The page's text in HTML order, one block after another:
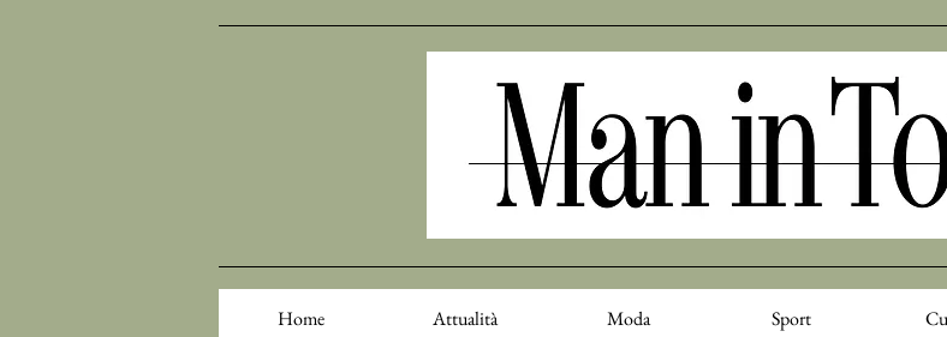
Home Attualità Moda Sport